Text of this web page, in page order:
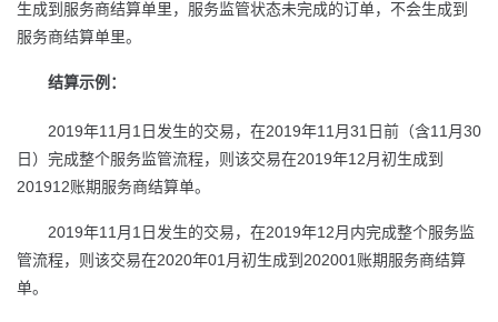
博
客
的
论
坛
我
的
圈
我
的
播
我
活
的
我
生成到服务商结算单里，服务监管状态未完成的订单，不会生成到
服务商结算单里。
结算示例：
2019年11 月 1 日发生的交易，在2019年11 月 31 日前（含11 月 30
日）完成整个服务监管流程，则该交易在2019年12月初生成到
201912账期服务商结算单。
2019年11 月 1 日发生的交易，在2019年12月内完成整个服务监
管流程，则该交易在2020年01 月初生成到 202001 账期服务商结算
单。